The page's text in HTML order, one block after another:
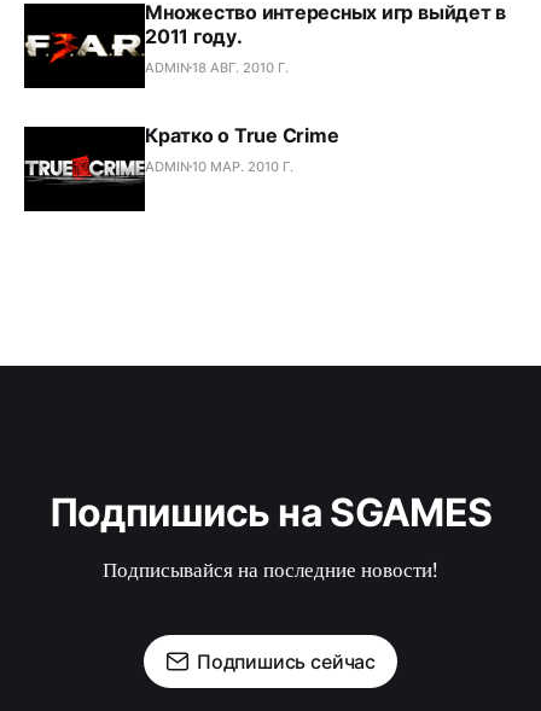
Множество интересных игр выйдет в
2011 году.
ADMIN18 АВГ. 2010 Г.
Кратко о True Crime
ADMIN10 МАР. 2010 Г.
Подпишись на SGAMES
Подписывайся на последние новости!
Подпишись сейчас